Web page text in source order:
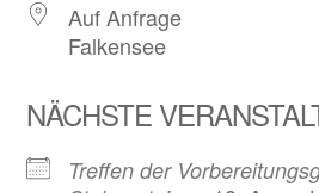
Auf Anfrage
Falkensee
NÄCHSTE
Treffen der